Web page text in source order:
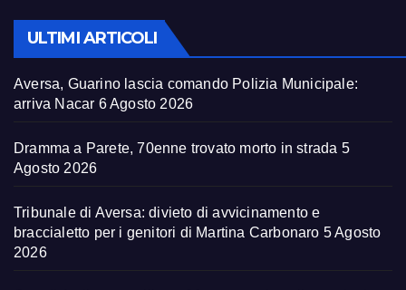
ULTIMI ARTICOLI
Aversa, Guarino lascia comando Polizia Municipale:
arriva Nacar 6 Agosto 2026
Dramma a Parete, 70enne trovato morto in strada 5
Agosto 2026
Tribunale di Aversa: divieto di avvicinamento e
braccialetto per i genitori di Martina Carbonaro 5 Agosto
2026